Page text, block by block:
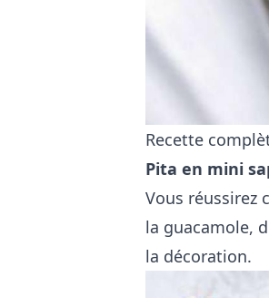
Recette
Pita en mini
Vous réussirez
la guacamole,
la décoration.